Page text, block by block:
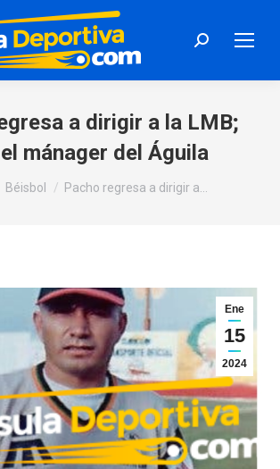
Search:
a dirigir a la LMB;
mánager del Águila
Béisbol Pacho regresa a dirigir a…
Ene
15
2024